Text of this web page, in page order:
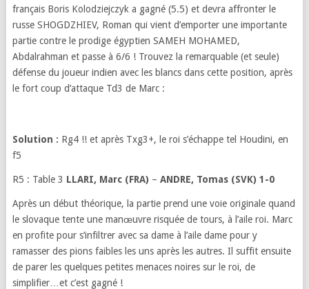
français Boris Kolodziejczyk a gagné (5.5) et devra affronter le
russe SHOGDZHIEV, Roman qui vient d’emporter une importante
partie contre le prodige égyptien SAMEH MOHAMED,
Abdalrahman et passe à 6/6 ! Trouvez la remarquable (et seule)
défense du joueur indien avec les blancs dans cette position, après
le fort coup d’attaque Td3 de Marc :
Solution : Rg4 !! et après Txg3+, le roi s’échappe tel Houdini, en
f5
R5 : Table 3 LLARI, Marc (FRA) – ANDRE, Tomas (SVK) 1-0
Après un début théorique, la partie prend une voie originale quand
le slovaque tente une manœuvre risquée de tours, à l’aile roi. Marc
en profite pour s’infiltrer avec sa dame à l’aile dame pour y
ramasser des pions faibles les uns après les autres. Il suffit ensuite
de parer les quelques petites menaces noires sur le roi, de
simplifier…et c’est gagné !